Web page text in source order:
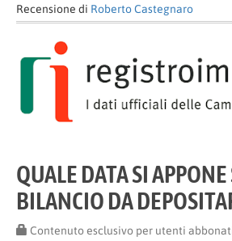
Recensione di Roberto Castegnaro
QUALE DATA SI APPONE
BILANCIO DA
Contenuto esclusivo per utenti